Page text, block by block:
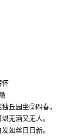
怀
丘园坐②四春。
无酒又无人。
如丝日日新。